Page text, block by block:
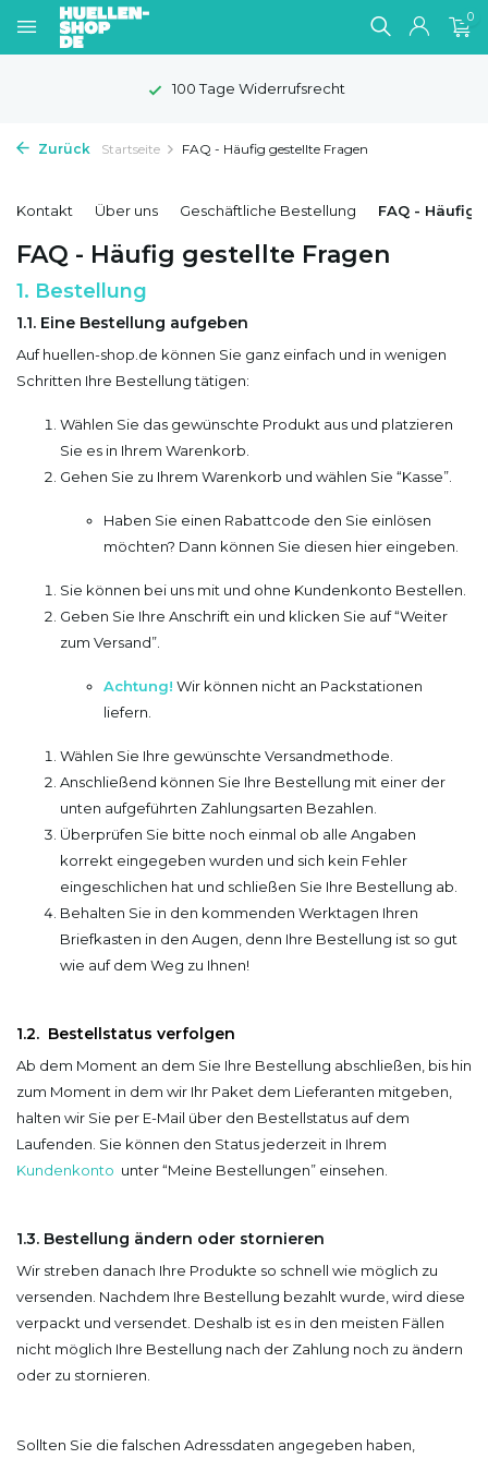
0
100 Tage Widerrufsrecht
Zurück Startseite FAQ - Häufig gestellte Fragen
Kontakt Über uns Geschäftliche Bestellung FAQ - Häufig
FAQ - Häufig gestellte Fragen
1. Bestellung
1.1. Eine Bestellung aufgeben
Auf huellen-shop.de können Sie ganz einfach und in wenigen
Schritten Ihre Bestellung tätigen:
Wählen Sie das gewünschte Produkt aus und platzieren
Sie es in Ihrem Warenkorb.
Gehen Sie zu Ihrem Warenkorb und wählen Sie “Kasse”.
Haben Sie einen Rabattcode den Sie einlösen
möchten? Dann können Sie diesen hier eingeben.
Sie können bei uns mit und ohne Kundenkonto Bestellen.
Geben Sie Ihre Anschrift ein und klicken Sie auf “Weiter
zum Versand”.
Achtung! Wir können nicht an Packstationen
liefern.
Wählen Sie Ihre gewünschte Versandmethode.
Anschließend können Sie Ihre Bestellung mit einer der
unten aufgeführten Zahlungsarten Bezahlen.
Überprüfen Sie bitte noch einmal ob alle Angaben
korrekt eingegeben wurden und sich kein Fehler
eingeschlichen hat und schließen Sie Ihre Bestellung ab.
Behalten Sie in den kommenden Werktagen Ihren
Briefkasten in den Augen, denn Ihre Bestellung ist so gut
wie auf dem Weg zu Ihnen!
1.2. Bestellstatus verfolgen
Ab dem Moment an dem Sie Ihre Bestellung abschließen, bis hin
zum Moment in dem wir Ihr Paket dem Lieferanten mitgeben,
halten wir Sie per E-Mail über den Bestellstatus auf dem
Laufenden. Sie können den Status jederzeit in Ihrem
Kundenkonto unter “Meine Bestellungen” einsehen.
1.3. Bestellung ändern oder stornieren
Wir streben danach Ihre Produkte so schnell wie möglich zu
versenden. Nachdem Ihre Bestellung bezahlt wurde, wird diese
verpackt und versendet. Deshalb ist es in den meisten Fällen
nicht möglich Ihre Bestellung nach der Zahlung noch zu ändern
oder zu stornieren.
Sollten Sie die falschen Adressdaten angegeben haben,